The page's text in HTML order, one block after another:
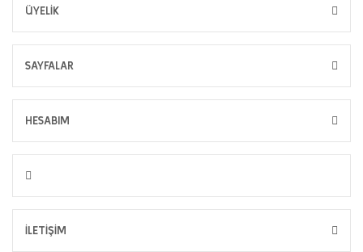
ÜYELİK
SAYFALAR
HESABIM
İLETİŞİM